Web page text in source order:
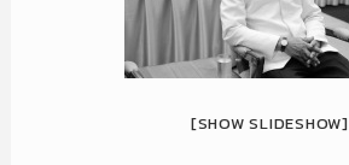
[SHOW SLIDESHOW]